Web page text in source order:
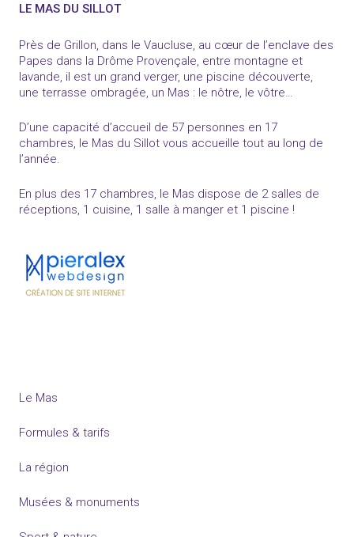
LE MAS DU SILLOT
Près de Grillon, dans le Vaucluse, au cœur de l’enclave des
Papes dans la Drôme Provençale, entre montagne et
lavande, il est un grand verger, une piscine découverte,
une terrasse ombragée, un Mas : le nôtre, le vôtre…
D’une capacité d’accueil de 57 personnes en 17
chambres, le Mas du Sillot vous accueille tout au long de
l’année.
En plus des 17 chambres, le Mas dispose de 2 salles de
réceptions, 1 cuisine, 1 salle à manger et 1 piscine !
Le Mas
Formules & tarifs
La région
Musées & monuments